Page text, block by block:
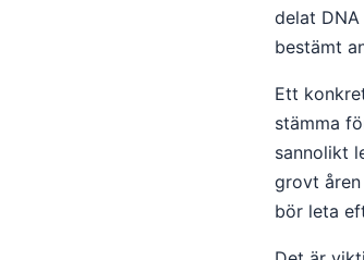
delat
bestämt
Ett
stämma
sannolikt
grovt
bör leta